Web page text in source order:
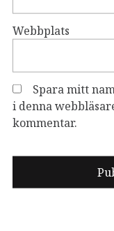
Webbplats
Spara mitt
i denna
kommentar.